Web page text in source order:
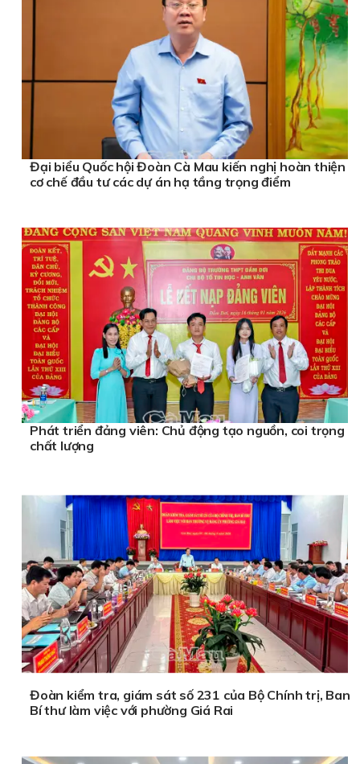
Đại biểu Quốc hội Đoàn Cà Mau kiến nghị hoàn thiện
cơ chế đầu tư các dự án hạ tầng trọng điểm
Phát triển đảng viên: Chủ động tạo nguồn, coi trọng
chất lượng
Đoàn kiểm tra, giám sát số 231 của Bộ Chính trị, Ban
Bí thư làm việc với phường Giá Rai